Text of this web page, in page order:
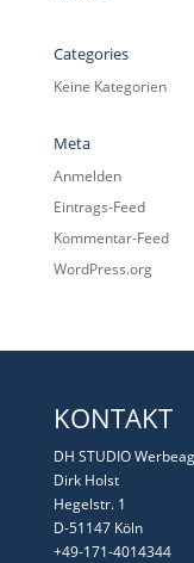
Categories
Keine Kategorien
Meta
Anmelden
Eintrags-Feed
Kommentar-Feed
WordPress.org
KONTAKT
DH STUDIO
Dirk Holst
Hegelstr. 1
D-51147 Köln
+49-171-4014344